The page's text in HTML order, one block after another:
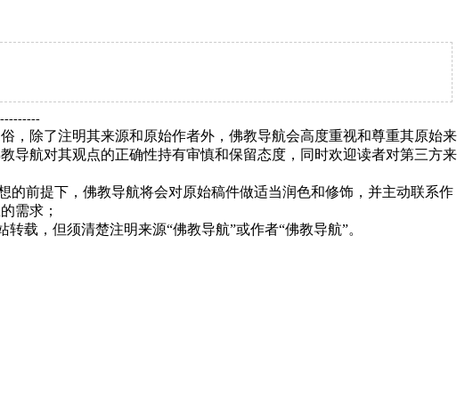
，除了注明其来源和原始作者外，佛教导航会高度重视和尊重其原始来
导航对其观点的正确性持有审慎和保留态度，同时欢迎读者对第三方来
前提下，佛教导航将会对原始稿件做适当润色和修饰，并主动联系作
需求；
载，但须清楚注明来源“佛教导航”或作者“佛教导航”。